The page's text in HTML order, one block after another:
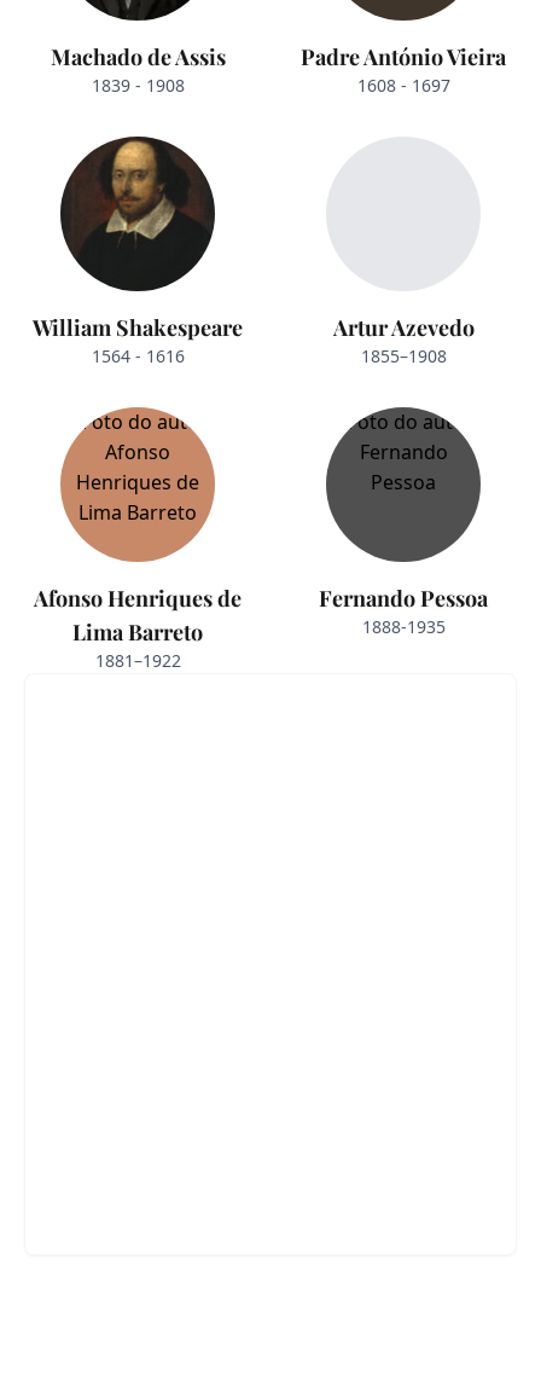
Machado de Assis
1839 - 1908
Padre António Vieira
1608 - 1697
William Shakespeare
1564 - 1616
Artur Azevedo
1855–1908
Afonso Henriques de
Lima Barreto
1881–1922
Fernando Pessoa
1888-1935